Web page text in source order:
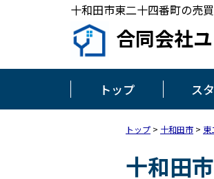
十和田市東二十四番町の売
合同会社
トップ ス
トップ > 十和田市 > 東
十和田